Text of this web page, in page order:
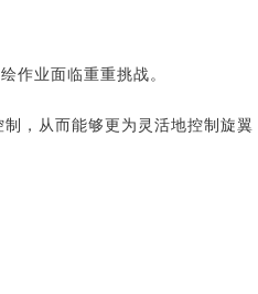
作业面临重重挑战。
，从而能够更为灵活地控制旋